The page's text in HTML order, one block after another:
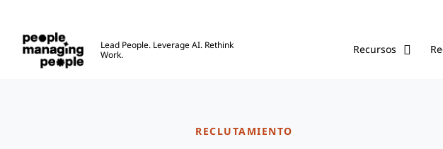
Lead People. Leverage AI. Rethink
Work.
Recursos
RECLUTAMIENTO